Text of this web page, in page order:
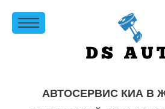
АВТОСЕРВИС КИА В